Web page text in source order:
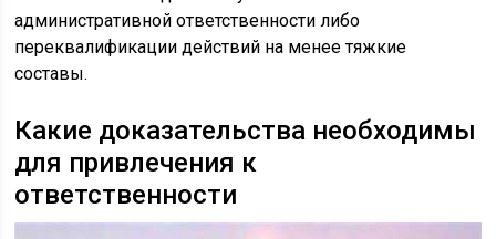
административной ответственности либо
переквалификации действий на менее тяжкие
составы.
Какие доказательства необходимы
для привлечения к
ответственности